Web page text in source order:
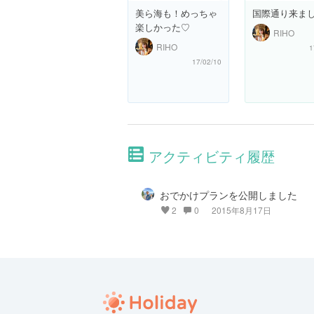
美ら海も！めっちゃ
楽しかった♡
RIHO
17/02/10
国際通り来ま
RIHO
アクティビティ履歴
おでかけプランを公開しました
2 0 2015年8月17日